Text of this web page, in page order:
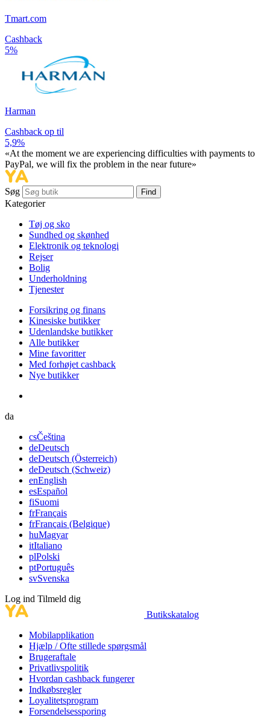
Tmart.com
Cashback
5%
Harman
Cashback op til
5,9%
«At the moment we are experiencing difficulties with payments to
PayPal, we will fix the problem in the near future»
Søg Find
Kategorier
Tøj og sko
Sundhed og skønhed
Elektronik og teknologi
Rejser
Bolig
Underholdning
Tjenester
Forsikring og finans
Kinesiske butikker
Udenlandske butikker
Alle butikker
Mine favoritter
Med forhøjet cashback
Nye butikker
da
csČeština
deDeutsch
deDeutsch (Österreich)
deDeutsch (Schweiz)
enEnglish
esEspañol
fiSuomi
frFrançais
frFrançais (Belgique)
huMagyar
itItaliano
plPolski
ptPortuguês
svSvenska
Log ind Tilmeld dig
Butikskatalog
Mobilapplikation
Hjælp / Ofte stillede spørgsmål
Brugeraftale
Privatlivspolitik
Hvordan cashback fungerer
Indkøbsregler
Loyalitetsprogram
Forsendelsessporing